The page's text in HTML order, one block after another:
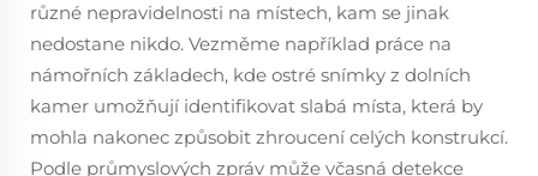
různé nepravidelnosti na místech, kam se jinak
nedostane nikdo. Vezměme například práce na
námořních základech, kde ostré snímky z dolních
kamer umožňují identifikovat slabá místa, která by
mohla nakonec způsobit zhroucení celých konstrukcí.
Podle průmyslových zpráv může včasná detekce